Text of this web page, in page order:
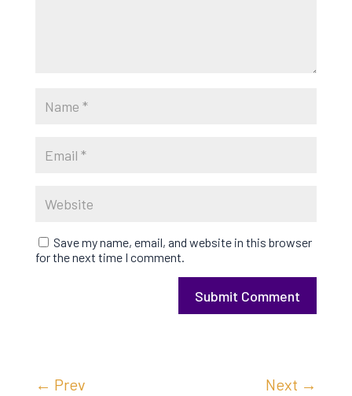
Save my name, email, and website in this browser
for the next time I comment.
Submit Comment
← Prev Next →